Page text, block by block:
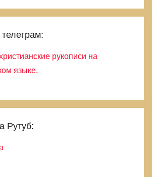
рукописи на
языке.
Рутуб: